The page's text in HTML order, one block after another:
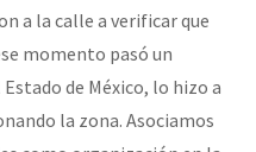
a la calle a verificar que
momento pasó un
de México, lo hizo a
la zona. Asociamos